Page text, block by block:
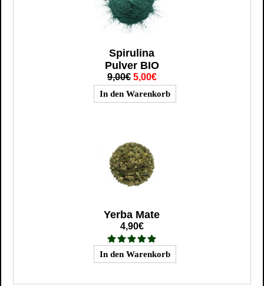
Spirulina
Pulver BIO
9,00€ 5,00€
Yerba Mate
4,90€